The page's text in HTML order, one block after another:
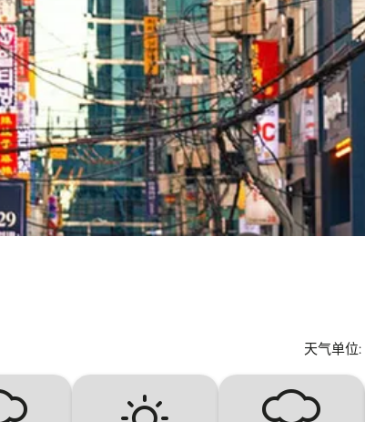
天气单位: